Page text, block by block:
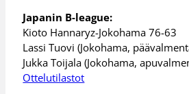
Japanin B-league:
Kioto Hannaryz-Jokohama 76-63
Lassi Tuovi (Jokohama,
Jukka Toijala (Jokohama,
Ottelutilastot